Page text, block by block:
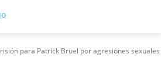
para Patrick Bruel por agresiones sexuales